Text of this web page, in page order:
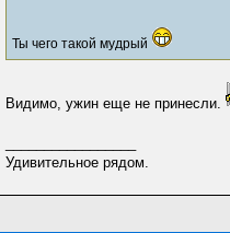
Ты чего такой мудрый
Видимо, ужин еще не принесли.
Удивительное рядом.